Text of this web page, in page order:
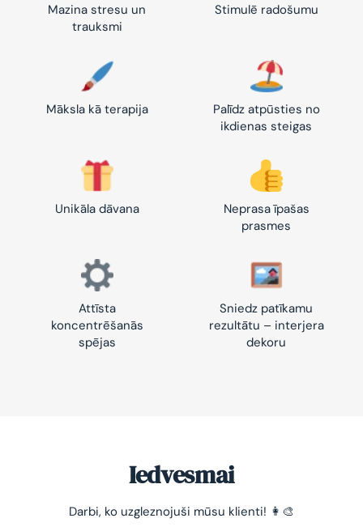
Mazina stresu un
trauksmi
Stimulē radošumu
Māksla kā terapija
Palīdz atpūsties no
ikdienas steigas
Unikāla dāvana
Neprasa īpašas
prasmes
Attīsta
koncentrēšanās
spējas
Sniedz patīkamu
rezultātu – interjera
dekoru
Iedvesmai
Darbi, ko uzgleznojuši mūsu klienti! 👩‍🎨
-10% pirmajam pasūtījumam
Vienkāršs veids, kā atslābināties un nomierināt